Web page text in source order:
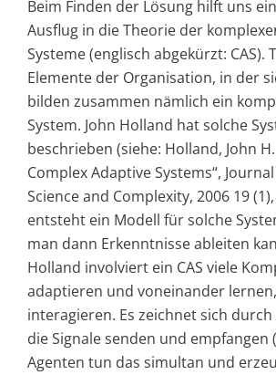
Beim Finden der Lösung hilft uns
Ausflug in die Theorie der
Systeme (englisch abgekürzt: CAS).
Elemente der Organisation, in der
bilden zusammen nämlich ein
System. John Holland hat solche
beschrieben (siehe: Holland, John
Complex Adaptive Systems“,
Science and Complexity, 2006 19 (1),
entsteht ein Modell für solche
man dann Erkenntnisse ableiten
Holland involviert ein CAS viele
adaptieren und voneinander
interagieren. Es zeichnet sich durch
die Signale senden und empfangen (
Agenten tun das simultan und